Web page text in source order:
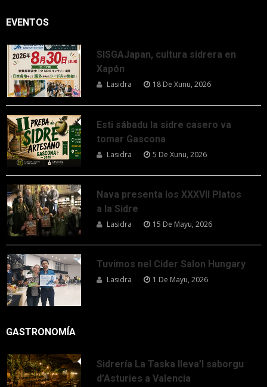
EVENTOS
SISGAJapan, cultura sidrera en
Xapón
Lasidra 18 De Xunu, 2026
Esti sábadu la sidre casero va
tomar Gascona
Lasidra 5 De Xunu, 2026
Nava presenta los XXXVII Platos
a la Sidre
Lasidra 15 De Mayu, 2026
Tuvimos nel Cider Salon Hungary
Lasidra 1 De Mayu, 2026
GASTRONOMÍA
Sidrería La Taska lleva’l saborgu
d’Asturies a Valencia